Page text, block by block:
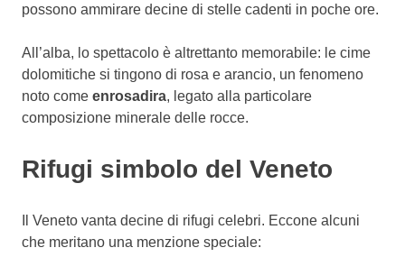
possono ammirare decine di stelle cadenti in poche ore.
All’alba, lo spettacolo è altrettanto memorabile: le cime
dolomitiche si tingono di rosa e arancio, un fenomeno
noto come enrosadira, legato alla particolare
composizione minerale delle rocce.
Rifugi simbolo del Veneto
Il Veneto vanta decine di rifugi celebri. Eccone alcuni
che meritano una menzione speciale: